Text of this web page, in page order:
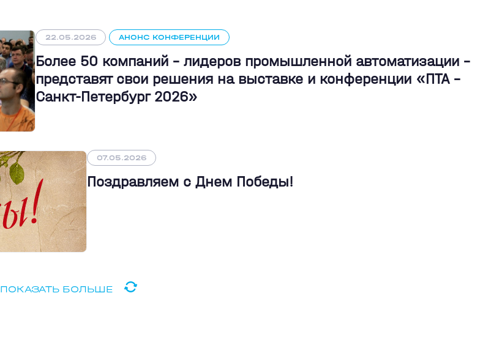
22.05.2026 АНОНС КОНФЕРЕНЦИИ
Более 50 компаний - лидеров промышленной автоматизации -
представят свои решения на выставке и конференции «ПТА –
Санкт-Петербург 2026»
07.05.2026
Поздравляем с Днем Победы!
ПОКАЗАТЬ БОЛЬШЕ